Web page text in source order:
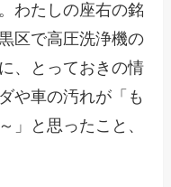
わたしの座右の銘
区で高圧洗浄機の
、とっておきの情
や車の汚れが「も
」と思ったこと、